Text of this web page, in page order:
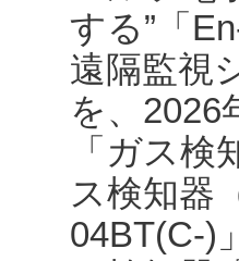
する”「
遠隔監視
を、2026
「ガス
ス検知器
04BT(C-)